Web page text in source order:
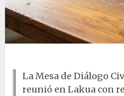
La Mesa de Diálogo
reunió en Lakua con